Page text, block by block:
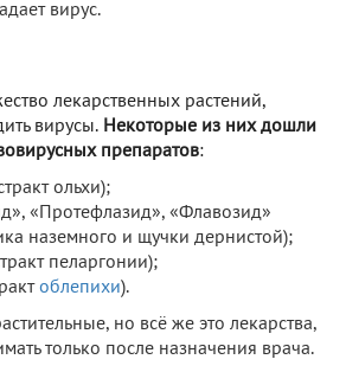
вирус.
лекарственных растений,
вирусы. Некоторые из них дошли
препаратов:
ольхи);
«Протефлазид», «Флавозид»
наземного и щучки дернистой);
пеларгонии);
облепихи).
но всё же это лекарства,
только после назначения врача.